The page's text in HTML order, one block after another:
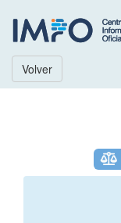
Volver